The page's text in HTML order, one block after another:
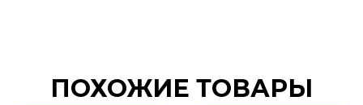
ПОХОЖИЕ ТОВАРЫ